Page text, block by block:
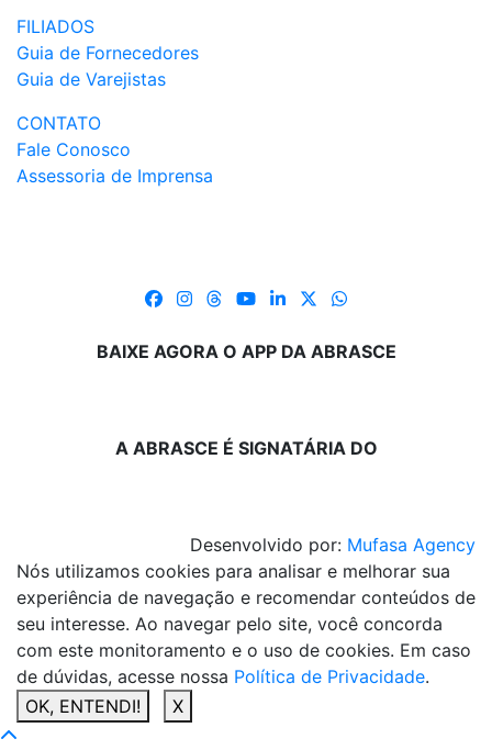
FILIADOS
Guia de Fornecedores
Guia de Varejistas
CONTATO
Fale Conosco
Assessoria de Imprensa
BAIXE AGORA O APP DA ABRASCE
A ABRASCE É SIGNATÁRIA DO
Desenvolvido por: Mufasa Agency
Nós utilizamos cookies para analisar e melhorar sua
experiência de navegação e recomendar conteúdos de
seu interesse. Ao navegar pelo site, você concorda
com este monitoramento e o uso de cookies. Em caso
de dúvidas, acesse nossa Política de Privacidade.
OK, ENTENDI!
X